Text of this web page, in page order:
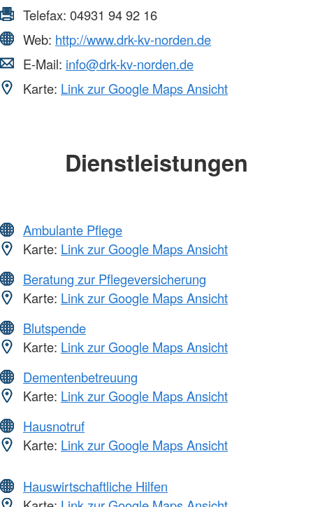
Telefax: 04931 94 92 16
Web: http://www.drk-kv-norden.de
E-Mail: info@drk-kv-norden.de
Karte: Link zur Google Maps Ansicht
Dienstleistungen
Ambulante Pflege
Karte: Link zur Google Maps Ansicht
Beratung zur Pflegeversicherung
Karte: Link zur Google Maps Ansicht
Blutspende
Karte: Link zur Google Maps Ansicht
Dementenbetreuung
Karte: Link zur Google Maps Ansicht
Hausnotruf
Karte: Link zur Google Maps Ansicht
Hauswirtschaftliche Hilfen